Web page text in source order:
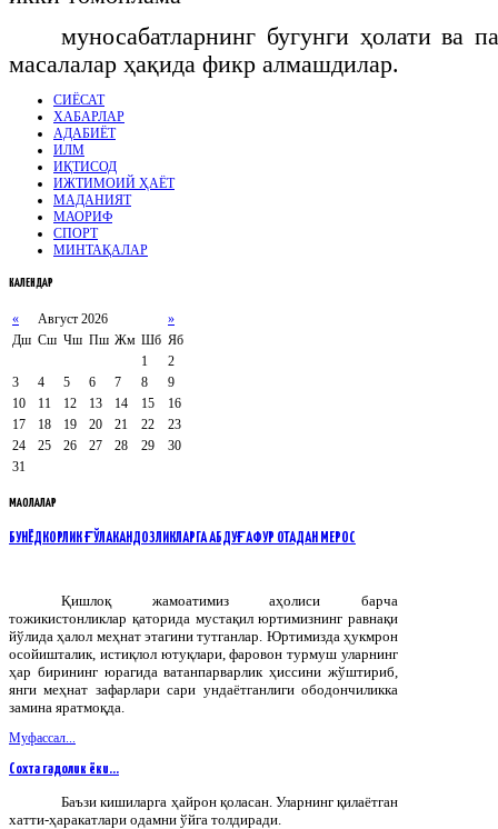
муносабатларнинг бугунги ҳолати ва
масалалар ҳақида фикр алмашдилар.
СИЁСАТ
ХАБАРЛАР
АДАБИЁТ
ИЛМ
ИҚТИСОД
ИЖТИМОИЙ ҲАЁТ
МАДАНИЯТ
МАОРИФ
СПОРТ
МИНТАҚАЛАР
КАЛЕНДАР
« Август 2026
»
Дш Сш Чш Пш Жм Шб Яб
1
2
3
4 5 6 7 8
9
10
11 12 13 14 15
16
17
18 19 20 21 22
23
24
25 26 27 28 29
30
31
МАҚОЛАЛАР
БУНЁДКОРЛИК ҒЎЛАКАНДОЗЛИКЛАРГА АБДУҒАФУР ОТАДАН МЕРОС
Қишлоқ жамоатимиз аҳолиси барча
тожикистонликлар қаторида мустақил юртимизнинг равнақи
йўлида ҳалол меҳнат этагини тутганлар. Юртимизда ҳукмрон
осойишталик, истиқлол ютуқлари, фаровон турмуш уларнинг
ҳар бирининг юрагида ватанпарварлик ҳиссини жўштириб,
янги меҳнат зафарлари сари ундаётганлиги ободончиликка
замина яратмоқда.
Муфассал...
Сохта гадолик ёки...
Баъзи кишиларга ҳайрон қоласан. Уларнинг қилаётган
хатти-ҳаракатлари одамни ўйга толдиради.